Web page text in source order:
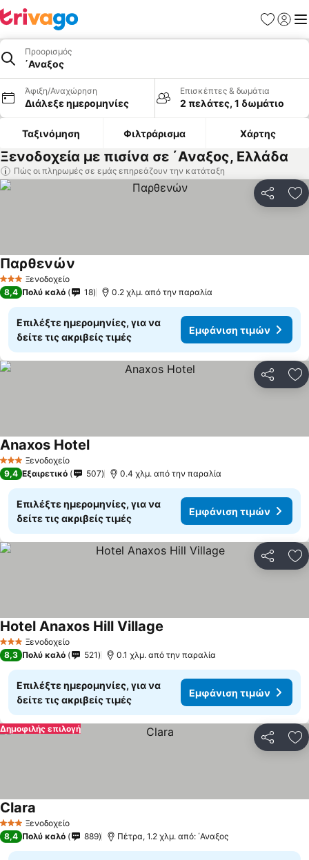
Προορισμός
΄Αναξος
Άφιξη/Αναχώρηση
Διάλεξε ημερομηνίες
Επισκέπτες & δωμάτια
2 πελάτες, 1 δωμάτιο
Ταξινόμηση Φιλτράρισμα Χάρτης
Ξενοδοχεία με πισίνα σε ΄Αναξος, Ελλάδα
Πώς οι πληρωμές σε εμάς επηρεάζουν την κατάταξη
3 ΑστέριαΞενοδοχείο
Παρθενών
8,4 Πολύ καλό 18 0.2 χλμ. από την παραλία
Επιλέξτε ημερομηνίες, για να
δείτε τις ακριβείς τιμές
Εμφάνιση τιμών
3 ΑστέριαΞενοδοχείο
Anaxos HotelΕμφάνιση τιμών
9,4 Εξαιρετικό 507 0.4 χλμ. από την παραλία
Επιλέξτε ημερομηνίες, για να
δείτε τις ακριβείς τιμές
Εμφάνιση τιμών
3 ΑστέριαΞενοδοχείο
Hotel Anaxos Hill Village
8,3 Πολύ καλό 521 0.1 χλμ. από την παραλία
Επιλέξτε ημερομηνίες, για να
δείτε τις ακριβείς τιμές
Εμφάνιση τιμών
Δημοφιλής επιλογή
3 ΑστέριαΞενοδοχείο
Clara
8,4 Πολύ καλό 889 Πέτρα, 1.2 χλμ. από: ΄Αναξος